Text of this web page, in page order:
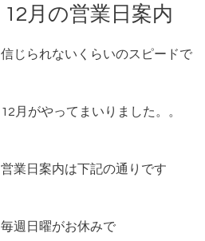
12月の営業日案内
信じられないくらいのスピードで
12月がやってまいりました。。
営業日案内は下記の通りです
毎週日曜がお休みで